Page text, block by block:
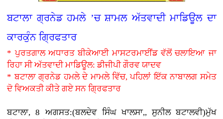
ਬਟਾਲਾ ਗ੍ਰਨੇਡ ਹਮਲੇ ’ਚ ਸ਼ਾਮਲ ਅੱਤਵਾਦੀ ਮਾਡਿਊਲ ਦਾ
ਕਾਰਕੁੰਨ ਗ੍ਰਿਫਤਾਰ
* ਪੁਰਤਗਾਲ ਅਧਾਰਤ ਬੀਕੇਆਈ ਮਾਸਟਰਮਾਈਂਡ ਵੱਲੋਂ ਚਲਾਇਆ ਜਾ
ਰਿਹਾ ਸੀ ਅੱਤਵਾਦੀ ਮਾਡਿਊਲ: ਡੀਜੀਪੀ ਗੌਰਵ ਯਾਦਵ
* ਬਟਾਲਾ ਗ੍ਰਨੇਡ ਹਮਲੇ ਦੇ ਮਾਮਲੇ ਵਿੱਚ, ਪਹਿਲਾਂ ਇੱਕ ਨਾਬਾਲਗ ਸਮੇਤ
ਦੋ ਵਿਅਕਤੀ ਕੀਤੇ ਗਏ ਸਨ ਗ੍ਰਿਫਤਾਰ
ਬਟਾਲਾ, 8 ਅਗਸਤ:(ਬਲਦੇਵ ਸਿੰਘ ਖਾਲਸਾ,, ਸੁਨੀਲ ਬਟਾਲਵੀ)ਮੁੱਖ